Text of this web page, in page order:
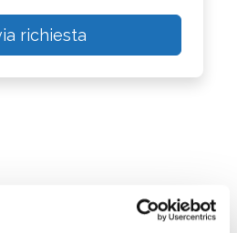
richiesta